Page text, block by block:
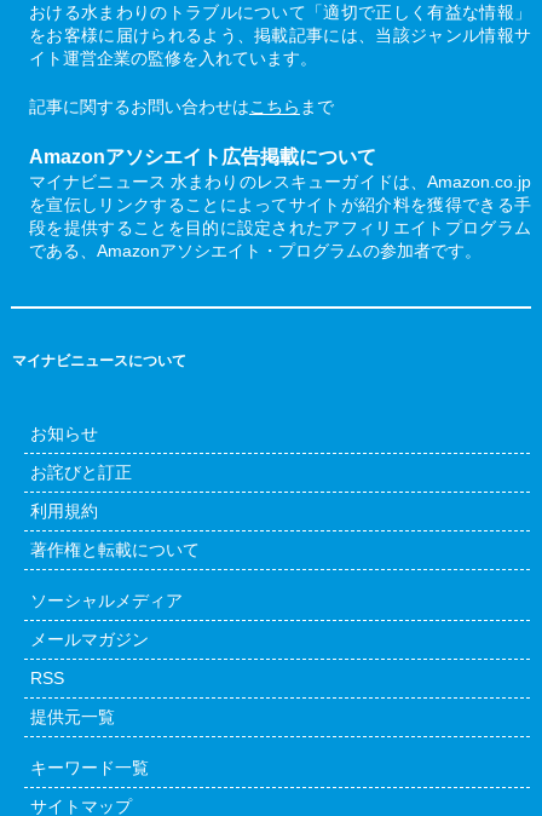
おける水まわりのトラブルについて「適切で正しく有益な情報」
をお客様に届けられるよう、掲載記事には、当該ジャンル情報サ
イト運営企業の監修を入れています。
記事に関するお問い合わせはこちら まで
Amazonアソシエイト広告掲載について
マイナビニュース 水まわりのレスキューガイドは、Amazon.co.jp
を宣伝しリンクすることによってサイトが紹介料を獲得できる手
段を提供することを目的に設定されたアフィリエイトプログラム
である、Amazonアソシエイト・プログラムの参加者です。
マイナビニュースについて
お知らせ
お詫びと訂正
利用規約
著作権と転載について
ソーシャルメディア
メールマガジン
RSS
提供元一覧
キーワード一覧
サイトマップ